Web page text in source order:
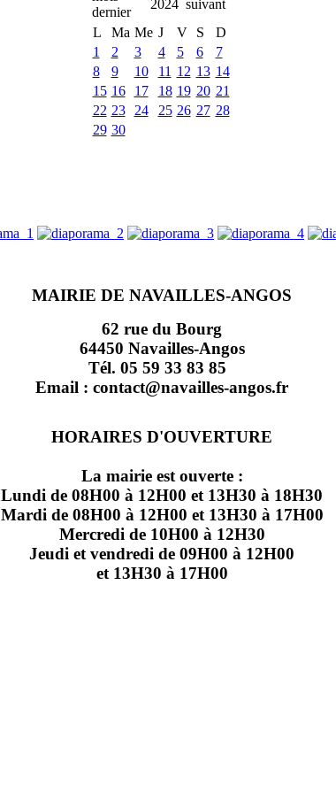
2024
L
Ma Me J V S
D
1
2 3 4 5 6
7
8
9 10 11 12 13 14
15 16 17 18 19 20 21
22 23 24 25 26 27 28
29 30
MAIRIE DE NAVAILLES-ANGOS
62 rue du Bourg
64450 Navailles-Angos
Tél. 05 59 33 83 85
Email : contact@navailles-angos.fr
HORAIRES D'OUVERTURE
La mairie est ouverte :
Lundi de 08H00 à 12H00 et 13H30 à 18H30
Mardi de 08H00 à 12H00 et 13H30 à 17H00
Mercredi de 10H00 à 12H30
Jeudi et vendredi de 09H00 à 12H00
et 13H30 à 17H00